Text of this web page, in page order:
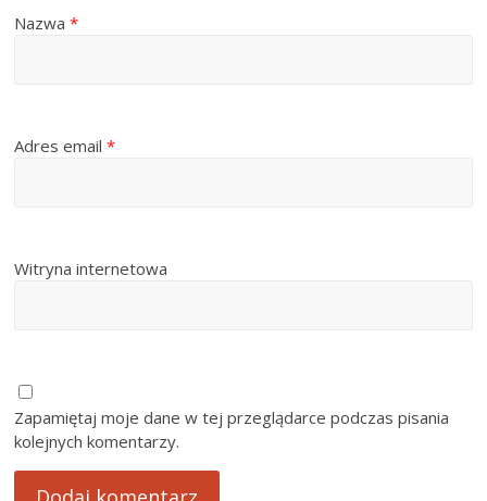
Nazwa*
Adres email*
Witryna internetowa
Zapamiętaj moje dane w tej przeglądarce podczas pisania
kolejnych komentarzy.